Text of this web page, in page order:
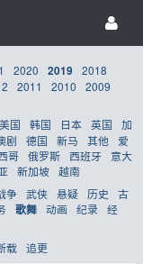
2020 2019
2018
2011 2010
2009
美国 韩国 日本 英国
加
剧 德国 新马 其他
爱
哥 俄罗斯 西班牙
意大
新加坡 越南
争 武侠 悬疑 历史
古
歌舞 动画 纪录 经
载 追更